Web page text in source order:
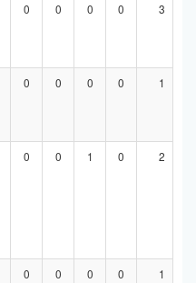
0 0 0 0 3
0 0 0 0 1
0 0 1 0 2
0 0 0 0 1